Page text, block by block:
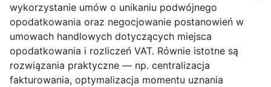
wykorzystanie umów o unikaniu podwójnego
opodatkowania oraz negocjowanie postanowień w
umowach handlowych dotyczących miejsca
opodatkowania i rozliczeń VAT. Równie istotne są
rozwiązania praktyczne — np. centralizacja
fakturowania, optymalizacja momentu uznania